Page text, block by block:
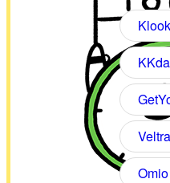
Klook
Veltra
Omio